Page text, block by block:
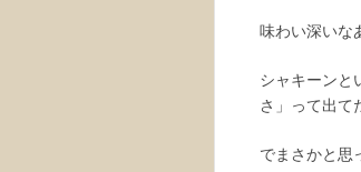
味わい深いな
シャキーンと
さ」って出て
でまさかと思